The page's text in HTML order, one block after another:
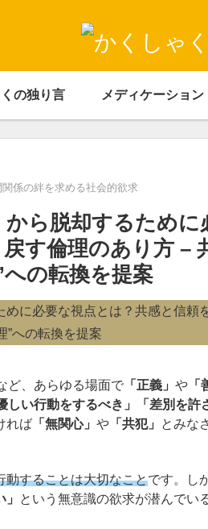
の独り言 メディケーション
関係の絆を求める社会的欲求
ら脱却するために
す倫理のあり方 –
の転換を提案
ど、あらゆる場面で「正義」 や「
しい行動をするべき」「差別を許
れば「無関心」 や「共犯」 とみな
動することは大切なことです。し
という無意識の欲求が潜んで